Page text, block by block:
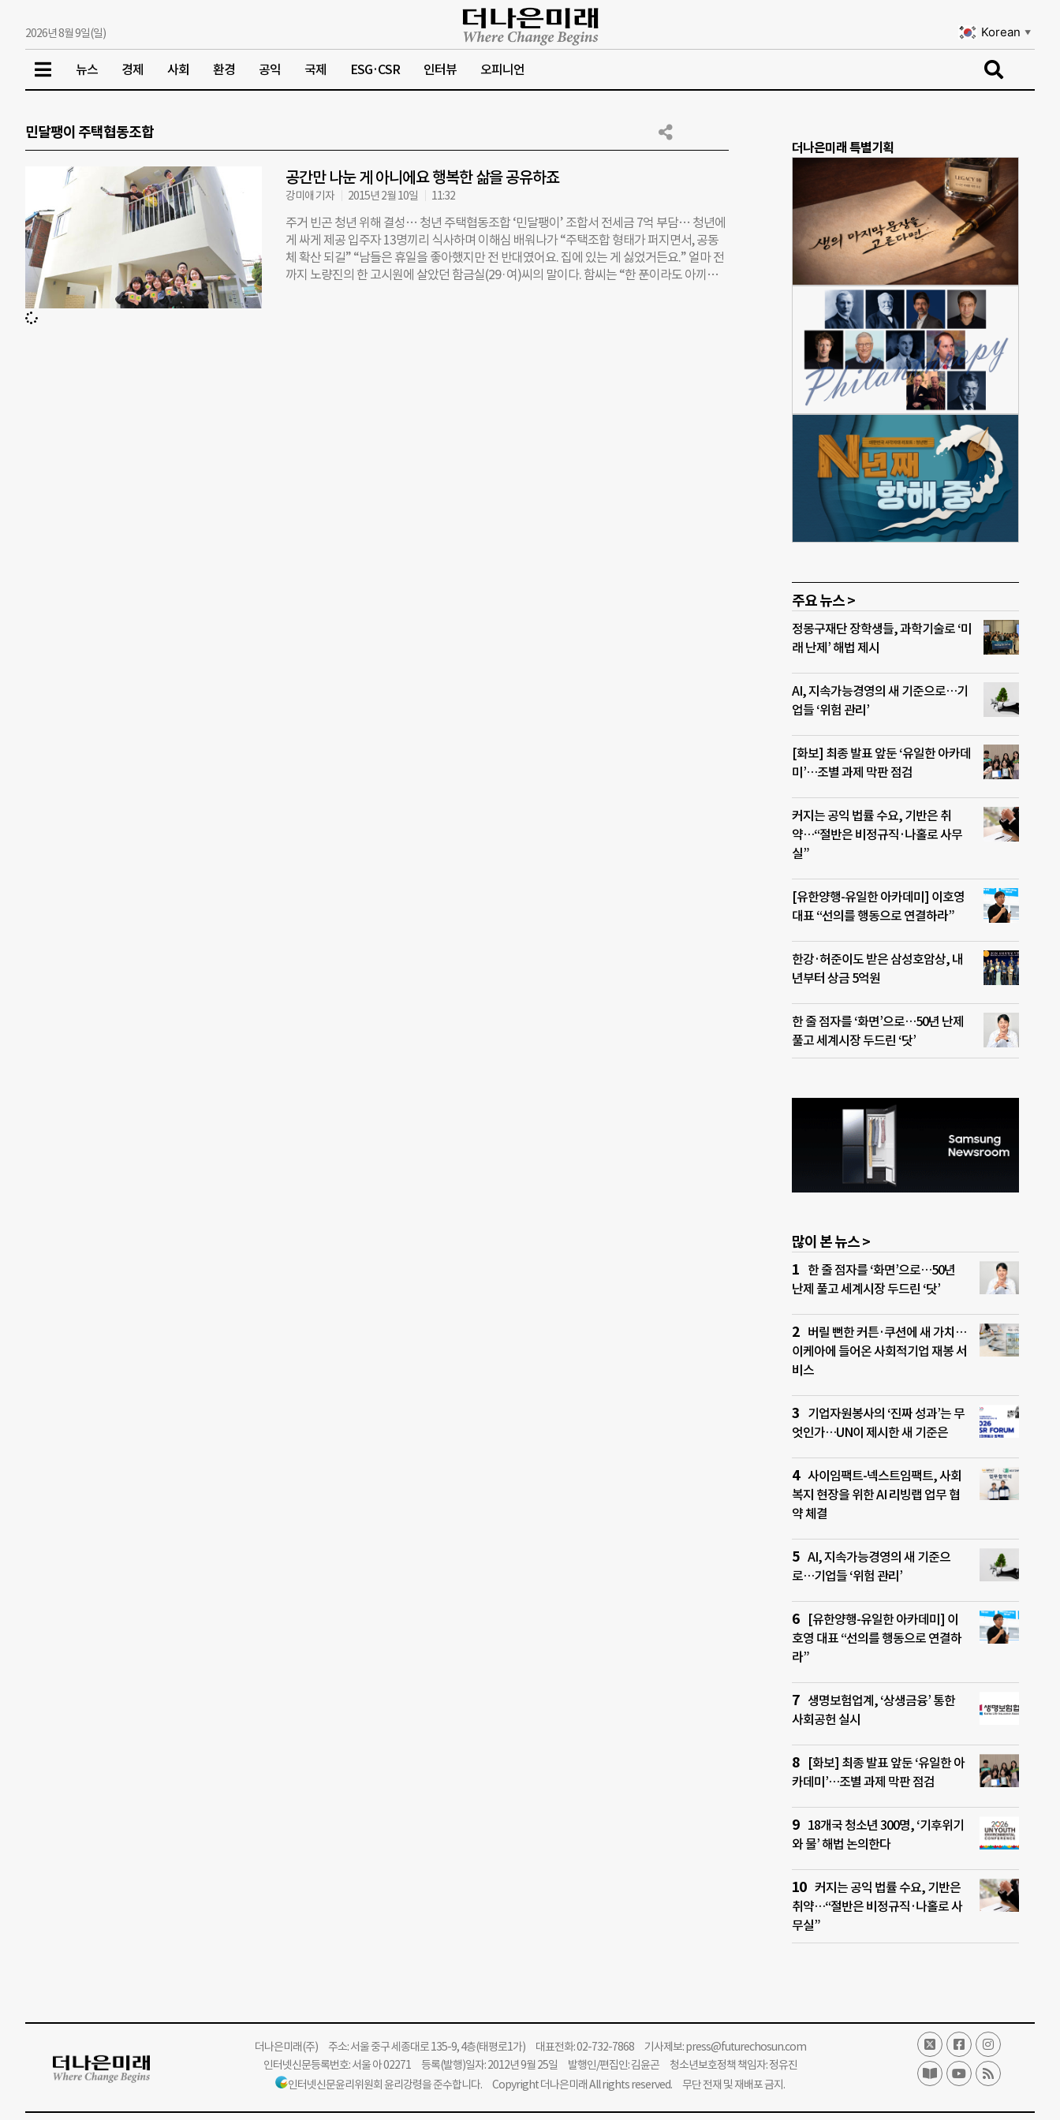
2026년 8월 9일(일) Korean ▼
뉴스 경제 사회 환경 공익 국제 ESG·CSR 인터뷰 오피니언
민달팽이 주택협동조합
공간만 나눈 게 아니에요 행복한 삶을 공유하죠
강미애 기자 2015년 2월 10일 11:32
주거 빈곤 청년 위해 결성… 청년 주택협동조합 ‘민달팽이’ 조합서 전세금 7억 부담… 청년에
게 싸게 제공 입주자 13명끼리 식사하며 이해심 배워나가 “주택조합 형태가 퍼지면서, 공동
체 확산 되길” “남들은 휴일을 좋아했지만 전 반대였어요. 집에 있는 게 싫었거든요.” 얼마 전
까지 노량진의 한 고시원에 살았던 함금실(29·여)씨의 말이다. 함씨는 “한 푼이라도 아끼려
더나은미래 특별기획
주요 뉴스 >
정몽구재단 장학생들, 과학기술로 ‘미
래 난제’ 해법 제시
AI, 지속가능경영의 새 기준으로…기
업들 ‘위험 관리’
[화보] 최종 발표 앞둔 ‘유일한 아카데
미’…조별 과제 막판 점검
커지는 공익 법률 수요, 기반은 취
약…“절반은 비정규직·나홀로 사무
실”
[유한양행-유일한 아카데미] 이호영
대표 “선의를 행동으로 연결하라”
한강·허준이도 받은 삼성호암상, 내
년부터 상금 5억원
한 줄 점자를 ‘화면’으로…50년 난제
풀고 세계시장 두드린 ‘닷’
많이 본 뉴스 >
한 줄 점자를 ‘화면’으로…50년
난제 풀고 세계시장 두드린 ‘닷’
버릴 뻔한 커튼·쿠션에 새 가치…
이케아에 들어온 사회적기업 재봉 서
비스
기업자원봉사의 ‘진짜 성과’는 무
엇인가…UN이 제시한 새 기준은
사이임팩트-넥스트임팩트, 사회
복지 현장을 위한 AI 리빙랩 업무 협
약 체결
AI, 지속가능경영의 새 기준으
로…기업들 ‘위험 관리’
[유한양행-유일한 아카데미] 이
호영 대표 “선의를 행동으로 연결하
라”
생명보험업계, ‘상생금융’ 통한
사회공헌 실시
[화보] 최종 발표 앞둔 ‘유일한 아
카데미’…조별 과제 막판 점검
18개국 청소년 300명, ‘기후위기
와 물’ 해법 논의한다
커지는 공익 법률 수요, 기반은
취약…“절반은 비정규직·나홀로 사
무실”
더나은미래(주)주소: 서울 중구 세종대로 135-9, 4층(태평로1가) 대표전화: 02-732-7868 기사제보:press@futurechosun.com
인터넷신문등록번호: 서울 아 02271 등록(발행)일자: 2012년 9월 25일 발행인/편집인: 김윤곤 청소년보호정책 책임자: 정유진
인터넷신문윤리위원회 윤리강령을 준수합니다. Copyright 더나은미래 All rights reserved. 무단 전재 및 재배포 금지.